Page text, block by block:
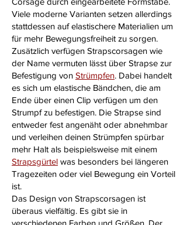
Viele moderne Varianten setzen allerdings
stattdessen auf elastischere Materialien um
für mehr Bewegungsfreiheit zu sorgen.
Zusätzlich verfügen Strapscorsagen wie
der Name vermuten lässt über Strapse zur
Befestigung von Strümpfen. Dabei handelt
es sich um elastische Bändchen, die am
Ende über einen Clip verfügen um den
Strumpf zu befestigen. Die Strapse sind
entweder fest angenäht oder abnehmbar
und verleihen deinen Strümpfen spürbar
mehr Halt als beispielsweise mit einem
Strapsgürtel was besonders bei längeren
Tragezeiten oder viel Bewegung ein Vorteil
ist.
Das Design von Strapscorsagen ist
überaus vielfältig. Es gibt sie in
verschiedenen Farben und Größen. Der